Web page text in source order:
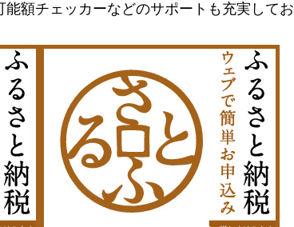
額チェッカーなどのサポートも充実してお